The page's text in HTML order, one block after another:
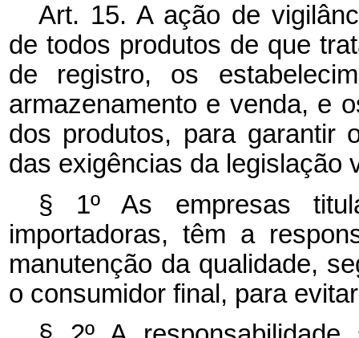
Art. 15. A ação de
de todos produtos de que
de registro, os
armazenamento e venda, e
dos produtos, para garantir
das exigências da legislação
§ 1º As empresas
importadoras, têm a
manutenção da qualidade,
o consumidor final, para